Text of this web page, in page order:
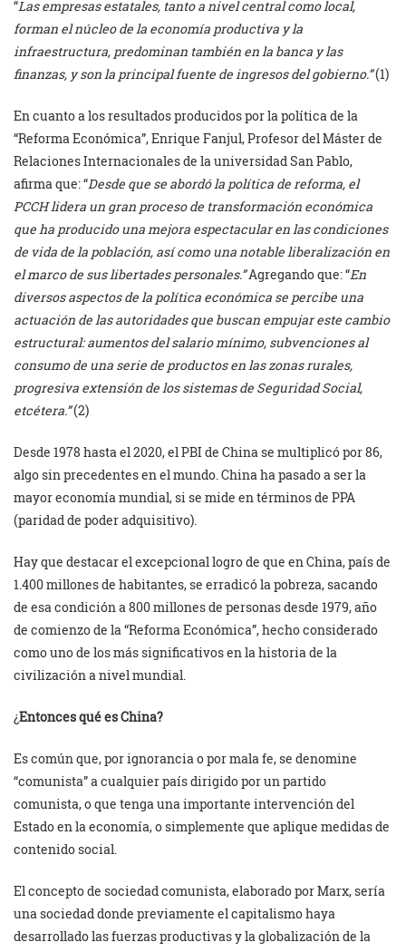
“Las empresas estatales, tanto a nivel central como local,
forman el núcleo de la economía productiva y la
infraestructura, predominan también en la banca y las
finanzas, y son la principal fuente de ingresos del gobierno.”(1)
En cuanto a los resultados producidos por la política de la
“Reforma Económica”, Enrique Fanjul, Profesor del Máster de
Relaciones Internacionales de la universidad San Pablo,
afirma que: “Desde que se abordó la política de reforma, el
PCCH lidera un gran proceso de transformación económica
que ha producido una mejora espectacular en las condiciones
de vida de la población, así como una notable liberalización en
el marco de sus libertades personales.”Agregando que: “En
diversos aspectos de la política económica se percibe una
actuación de las autoridades que buscan empujar este cambio
estructural: aumentos del salario mínimo, subvenciones al
consumo de una serie de productos en las zonas rurales,
progresiva extensión de los sistemas de Seguridad Social,
etcétera.”(2)
Desde 1978 hasta el 2020, el PBI de China se multiplicó por 86,
algo sin precedentes en el mundo. China ha pasado a ser la
mayor economía mundial, si se mide en términos de PPA
(paridad de poder adquisitivo).
Hay que destacar el excepcional logro de que en China, país de
1.400 millones de habitantes, se erradicó la pobreza, sacando
de esa condición a 800 millones de personas desde 1979, año
de comienzo de la “Reforma Económica”, hecho considerado
como uno de los más significativos en la historia de la
civilización a nivel mundial.
¿Entonces qué es China?
Es común que, por ignorancia o por mala fe, se denomine
“comunista” a cualquier país dirigido por un partido
comunista, o que tenga una importante intervención del
Estado en la economía, o simplemente que aplique medidas de
contenido social.
El concepto de sociedad comunista, elaborado por Marx, sería
una sociedad donde previamente el capitalismo haya
desarrollado las fuerzas productivas y la globalización de la